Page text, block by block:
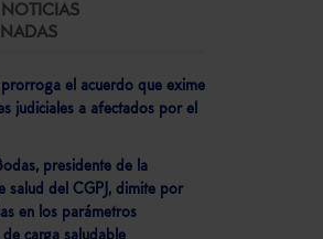
prorroga el acuerdo que exime
judiciales a afectados por el
presidente de la
salud del CGPJ, dimite por
en los parámetros